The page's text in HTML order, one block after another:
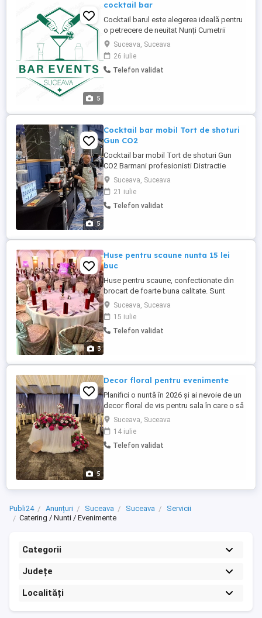
5
cocktail bar
Cocktail barul este alegerea ideală pentru
o petrecere de neuitat Nunți Cumetrii
Aniversări Petreceri corporate Reuniuni de
la terminarea liceului şi facultății Cere
ofertă: Bar mobil Tort de shoturi (Tortul
mirelui) Barmani profesionişti, specializați
Suceava, Suceava
26 iulie
Telefon validat
5
Cocktail bar mobil Tort de shoturi
Gun CO2
Cocktail bar mobil Tort de shoturi Gun
CO2 Barmani profesionisti Distractie
maximă
Suceava, Suceava
21 iulie
Telefon validat
3
Huse pentru scaune nunta 15 lei
buc
Huse pentru scaune, confectionate din
brocart de foarte buna calitate. Sunt
disponibile 300 de buc.
Suceava, Suceava
15 iulie
Telefon validat
5
Decor floral pentru evenimente
Planifici o nuntă în 2026 și ai nevoie de un
decor floral de vis pentru sala în care o să
se desfășoare evenimentul? Suntem
alături de tine și îți pregătim cu drag: -
aranjamente florale din flori de mătase -
suporți metalici -aranjamente mese miri -
Suceava, Suceava
14 iulie
Telefon validat
Publi24 Anunțuri Suceava Suceava
Servicii
Catering / Nunti / Evenimente
Categorii
Județe
Localități